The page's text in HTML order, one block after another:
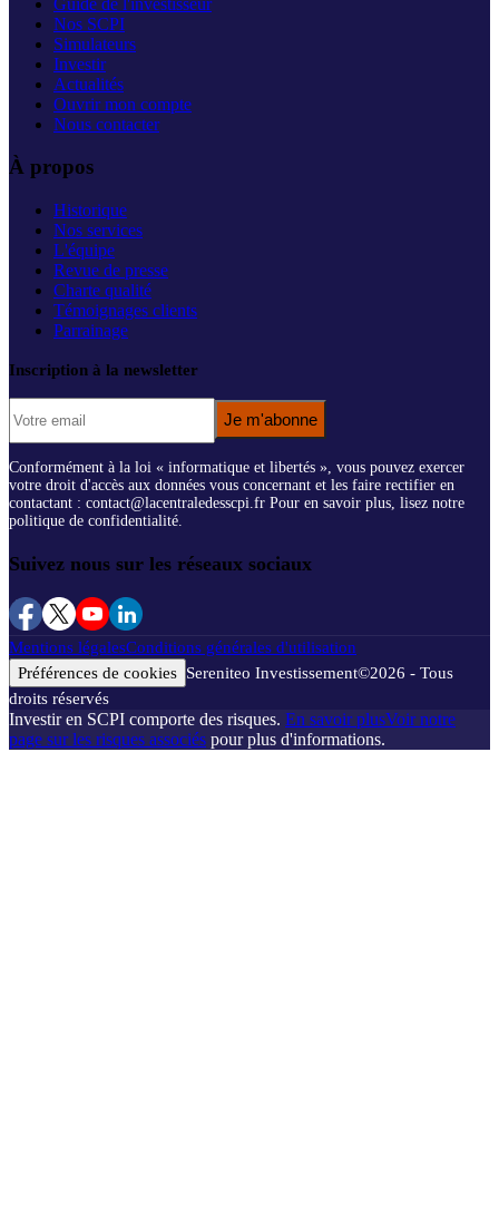
Nos SCPI
Simulateurs
Investir
Actualités
Ouvrir mon compte
Nous contacter
À propos
Historique
Nos services
L'équipe
Revue de presse
Charte qualité
Témoignages clients
Parrainage
Inscription à la newsletter
Je m'abonne
Conformément à la loi « informatique et libertés », vous pouvez exercer
votre droit d'accès aux données vous concernant et les faire rectifier en
contactant : contact@lacentraledesscpi.fr Pour en savoir plus, lisez notre
politique de confidentialité.
Suivez nous sur les réseaux sociaux
Mentions légalesConditions générales d'utilisation
Préférences de cookies Sereniteo Investissement©2026 - Tous
droits réservés
Investir en SCPI comporte des risques. En savoir plusVoir notre
page sur les risques associés pour plus d'informations.